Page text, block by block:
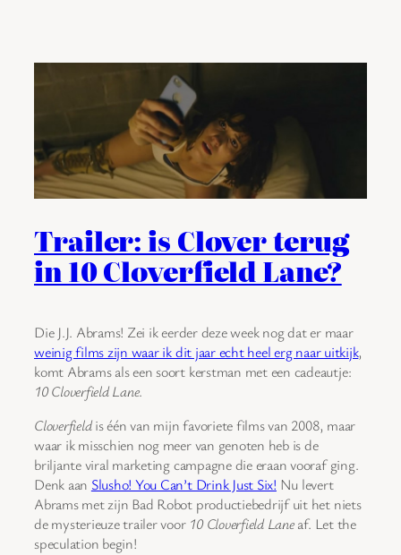
Trailer: is Clover terug
in 10 Cloverfield Lane?
Die J.J. Abrams! Zei ik eerder deze week nog dat er maar
weinig films zijn waar ik dit jaar echt heel erg naar uitkijk,
komt Abrams als een soort kerstman met een cadeautje:
10 Cloverfield Lane.
Cloverfieldis één van mijn favoriete films van 2008, maar
waar ik misschien nog meer van genoten heb is de
briljante viral marketing campagne die eraan vooraf ging.
Denk aan Slusho! You Can’t Drink Just Six! Nu levert
Abrams met zijn Bad Robot productiebedrijf uit het niets
de mysterieuze trailer voor 10 Cloverfield Laneaf. Let the
speculation begin!